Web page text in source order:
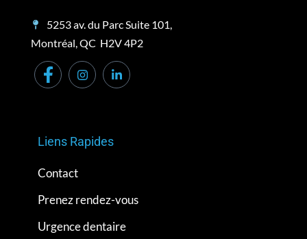
5253 av. du Parc Suite 101,
Montréal, QC H2V 4P2
Liens Rapides
Contact
Prenez rendez-vous
Urgence dentaire